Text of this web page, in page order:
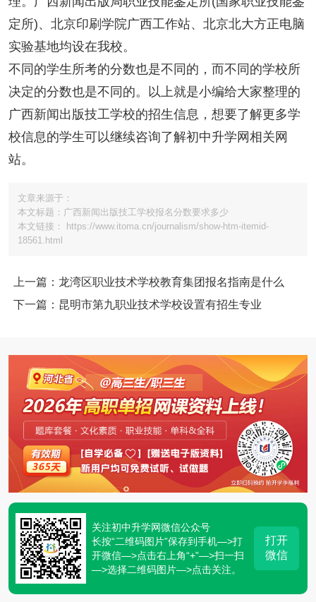
定所)、北京印刷学院广西工作站、北京北大方正电脑
实验基地均设在我校。
不同的学生所考的分数也是不同的，而不同的学校所
决定的分数也是不同的。以上就是小编给大家整理的
广西新闻出版技工学校的招生信息，想要了解更多学
校信息的学生可以继续咨询了解初中升学网相关网
站。
文章来源于：
本文标题：广西新闻出版技工学校报名分数要求多少
本文链接： https://www.itoma.cn/journalism/show-htm-itemid-
18561.html
上一篇：龙湾区职业技术学校教育集团报名指南是什么
下一篇：昆明市第九职业技术学校设置有招生专业
关注初中升学网微信公众号
长按“二维码图片”保存到手机—>打
开微信—>点击右上角“+”—>扫一扫
—>选择二维码图片—>点击关注。
打开
微信